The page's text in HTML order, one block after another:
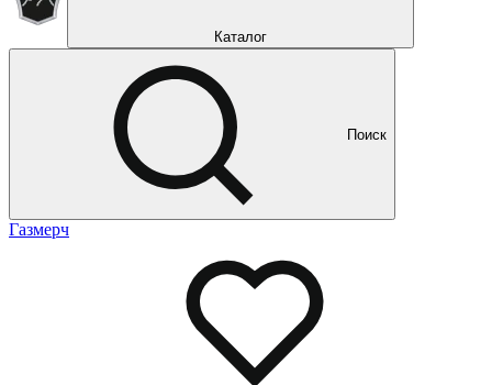
Каталог
Поиск
Газмерч